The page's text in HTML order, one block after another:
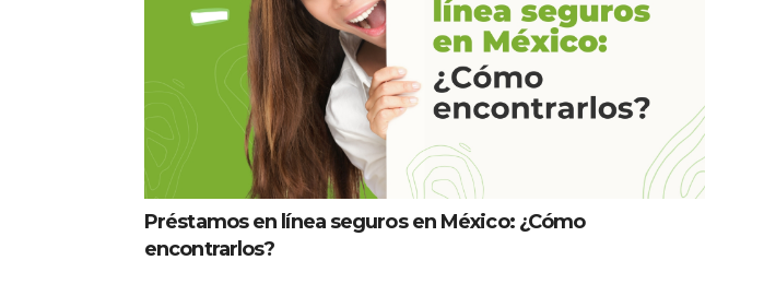
Préstamos en línea seguros en México: ¿Cómo
encontrarlos?